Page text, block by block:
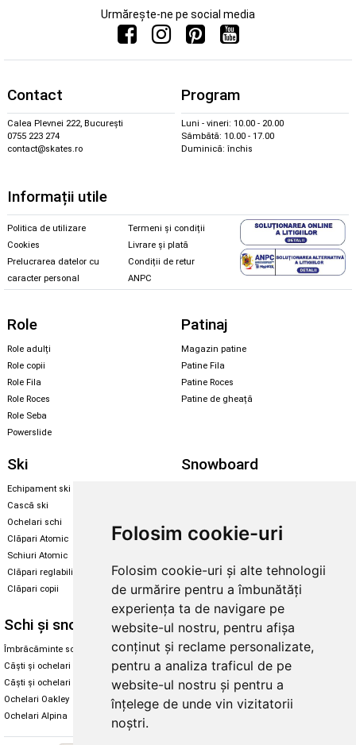
Folosim cookie-uri
Folosim cookie-uri și alte tehnologii
de urmărire pentru a îmbunătăți
experiența ta de navigare pe
website-ul nostru, pentru afișa
conținut și reclame personalizate,
pentru a analiza traficul de pe
website-ul nostru și pentru a
înțelege de unde vin vizitatorii
noștri.
Urmărește-ne pe social media
Contact
Calea Plevnei 222, București
0755 223 274
contact@skates.ro
Program
Luni - vineri: 10.00 - 20.00
Sâmbătă: 10.00 - 17.00
Duminică: închis
Informații utile
Politica de utilizare
Cookies
Prelucrarea datelor cu
caracter personal
Termeni și condiții
Livrare și plată
Condiții de retur
ANPC
Role
Role adulți
Role copii
Role Fila
Role Roces
Role Seba
Powerslide
Patinaj
Magazin patine
Patine Fila
Patine Roces
Patine de gheață
Ski
Echipament ski
Cască ski
Ochelari schi
Clăpari Atomic
Schiuri Atomic
Clăpari reglabili
Clăpari copii
Snowboard
Santa Cruz
Enuff Skateboards
Schi și snowboard
Îmbrăcăminte schi și snowboard
Căști și ochelari de iarnă
Căști și ochelari Alpina
Ochelari Oakley
Ochelari Alpina
Diverse
Cum aleg rolele
Cum aleg ochelarii
Ochelari de soare Oakley
Ochelari de soare Alpina